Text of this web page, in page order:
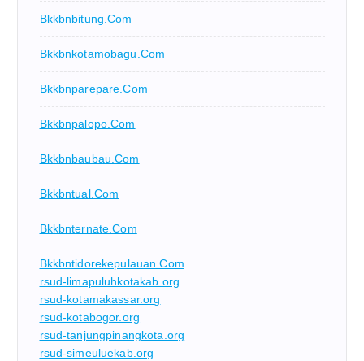
Bkkbnbitung.com
Bkkbnkotamobagu.com
Bkkbnparepare.com
Bkkbnpalopo.com
Bkkbnbaubau.com
Bkkbntual.com
Bkkbnternate.com
Bkkbntidorekepulauan.com
rsud-limapuluhkotakab.org
rsud-kotamakassar.org
rsud-kotabogor.org
rsud-tanjungpinangkota.org
rsud-simeuluekab.org